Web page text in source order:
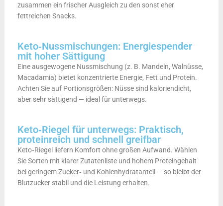
zusammen ein frischer Ausgleich zu den sonst eher
fettreichen Snacks.
Keto‑Nussmischungen: Energiespender
mit hoher Sättigung
Eine ausgewogene Nussmischung (z. B. Mandeln, Walnüsse,
Macadamia) bietet konzentrierte Energie, Fett und Protein.
Achten Sie auf Portionsgrößen: Nüsse sind kaloriendicht,
aber sehr sättigend — ideal für unterwegs.
Keto‑Riegel für unterwegs: Praktisch,
proteinreich und schnell greifbar
Keto‑Riegel liefern Komfort ohne großen Aufwand. Wählen
Sie Sorten mit klarer Zutatenliste und hohem Proteingehalt
bei geringem Zucker‑ und Kohlenhydratanteil — so bleibt der
Blutzucker stabil und die Leistung erhalten.